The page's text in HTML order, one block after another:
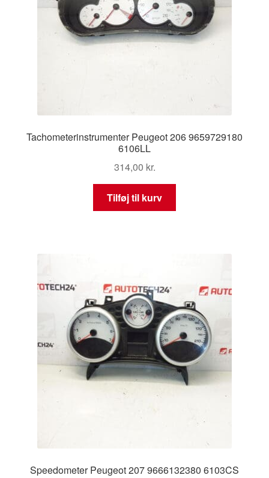
Privatlivspolitik
Tachometerinstrumenter Peugeot 206 9659729180
6106LL
314,00 kr.
Tilføj til kurv
Speedometer Peugeot 207 9666132380 6103CS